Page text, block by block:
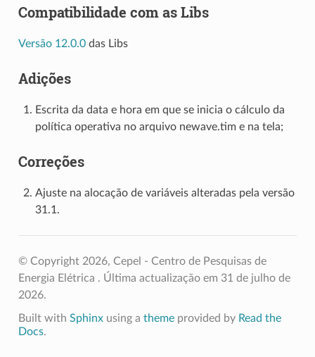
Compatibilidade com as Libs
Versão 12.0.0das Libs
Adições
Escrita da data e hora em que se inicia o cálculo da
política operativa no arquivo newave.tim e na tela;
Correções
Ajuste na alocação de variáveis alteradas pela versão
31.1.
© Copyright 2026, Cepel - Centro de Pesquisas de
Energia Elétrica . Última actualização em 31 de julho de
2026.
Built with Sphinxusing a themeprovided by Read the
Docs.